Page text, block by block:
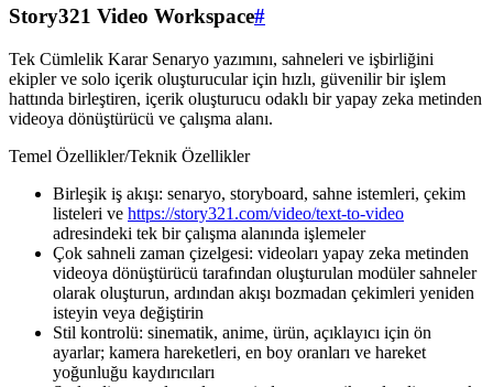
Story321 Video Workspace#
Tek Cümlelik Karar Senaryo yazımını, sahneleri ve işbirliğini
ekipler ve solo içerik oluşturucular için hızlı, güvenilir bir işlem
hattında birleştiren, içerik oluşturucu odaklı bir yapay zeka metinden
videoya dönüştürücü ve çalışma alanı.
Temel Özellikler/Teknik Özellikler
Birleşik iş akışı: senaryo, storyboard, sahne istemleri, çekim
listeleri ve https://story321.com/video/text-to-video
adresindeki tek bir çalışma alanında işlemeler
Çok sahneli zaman çizelgesi: videoları yapay zeka metinden
videoya dönüştürücü tarafından oluşturulan modüler sahneler
olarak oluşturun, ardından akışı bozmadan çekimleri yeniden
isteyin veya değiştirin
Stil kontrolü: sinematik, anime, ürün, açıklayıcı için ön
ayarlar; kamera hareketleri, en boy oranları ve hareket
yoğunluğu kaydırıcıları